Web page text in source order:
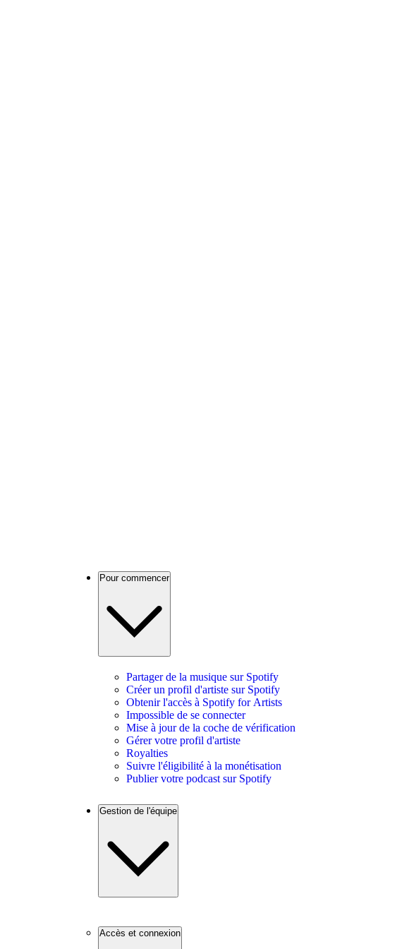
Pour commencer
Partager de la musique sur Spotify
Créer un profil d'artiste sur Spotify
Obtenir l'accès à Spotify for Artists
Impossible de se connecter
Mise à jour de la coche de vérification
Gérer votre profil d'artiste
Royalties
Suivre l'éligibilité à la monétisation
Publier votre podcast sur Spotify
Gestion de l'équipe
Accès et connexion